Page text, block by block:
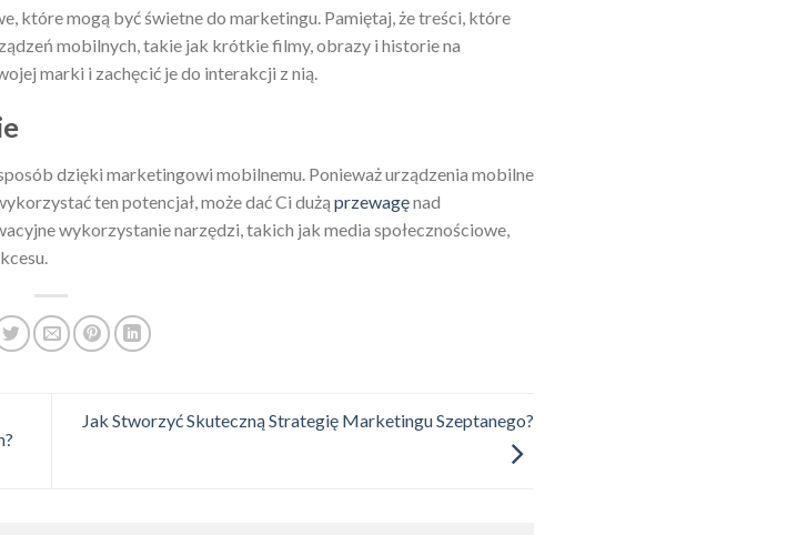
które mogą być świetne do marketingu. Pamiętaj, że treści, które
mobilnych, takie jak krótkie filmy, obrazy i historie na
marki i zachęcić je do interakcji z nią.
dzięki marketingowi mobilnemu. Ponieważ urządzenia mobilne
ten potencjał, może dać Ci dużą przewagęnad
wykorzystanie narzędzi, takich jak media społecznościowe,
Jak Stworzyć Skuteczną Strategię Marketingu Szeptanego?